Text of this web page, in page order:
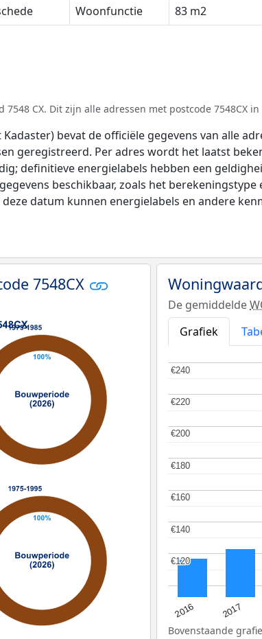
Woonfunctie 83 m2
CX. Dit zijn alle adressen met postcode 7548CX in
bevat de officiële gegevens van alle
geregistreerd. Per adres wordt het laatst
definitieve energielabels hebben een
beschikbaar, zoals het
datum kunnen energielabels en andere
7548CX
De gemiddelde
Grafiek
2016 2017
€120
€120
€140
€140
€160
€160
€180
€180
€200
€200
€220
€220
€240
€240
Bovenstaande